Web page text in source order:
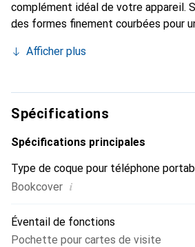
complément idéal de votre appareil.
des formes finement courbées pour
smartphone. La marque Noreve est
constitue toujours un bon choix pour
Afficher plus
Spécifications
Spécifications principales
Type de coque pour téléphone
Bookcover i
Éventail de fonctions
Pochette pour cartes de visite